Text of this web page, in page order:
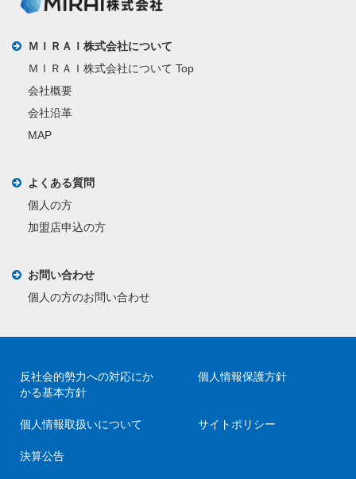
ＭＩＲＡＩ株式会社について
ＭＩＲＡＩ株式会社について Top
会社概要
会社沿革
MAP
よくある質問
個人の方
加盟店申込の方
お問い合わせ
個人の方のお問い合わせ
反社会的勢力への対応にか
かる基本方針
個人情報保護方針
個人情報取扱いについて サイトポリシー
決算公告